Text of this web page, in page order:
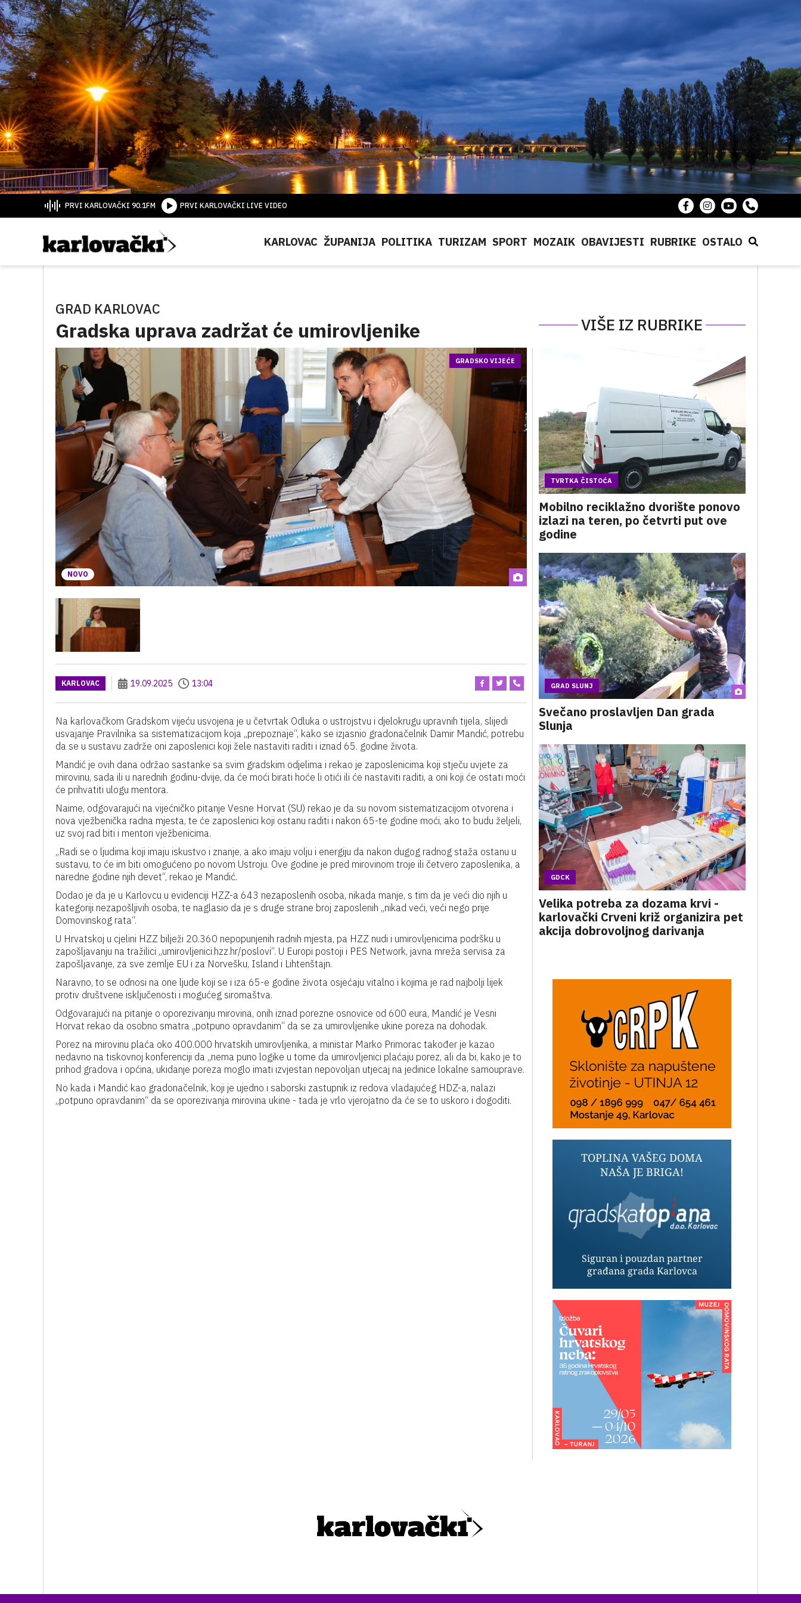
PRVI KARLOVAČKI 90.1FM PRVI KARLOVAČKI LIVE VIDEO
KARLOVAC ŽUPANIJA POLITIKA TURIZAM SPORT MOZAIK OBAVIJESTI RUBRIKE OSTALO
GRAD KARLOVAC
Gradska uprava zadržat će umirovljenike VIŠE IZ RUBRIKE
NOVO
GRADSKO VIJEĆE
KARLOVAC 19.09.2025 13:04
Na karlovačkom Gradskom vijeću usvojena je u četvrtak Odluka o ustrojstvu i djelokrugu upravnih tijela, slijedi
usvajanje Pravilnika sa sistematizacijom koja „prepoznaje“, kako se izjasnio gradonačelnik Damir Mandić, potrebu
da se u sustavu zadrže oni zaposlenici koji žele nastaviti raditi i iznad 65. godine života.
Mandić je ovih dana održao sastanke sa svim gradskim odjelima i rekao je zaposlenicima koji stječu uvjete za
mirovinu, sada ili u narednih godinu-dvije, da će moći birati hoće li otići ili će nastaviti raditi, a oni koji će ostati moći
će prihvatiti ulogu mentora.
Naime, odgovarajući na vijećničko pitanje Vesne Horvat (SU) rekao je da su novom sistematizacijom otvorena i
nova vježbenička radna mjesta, te će zaposlenici koji ostanu raditi i nakon 65-te godine moći, ako to budu željeli,
uz svoj rad biti i mentori vježbenicima.
„Radi se o ljudima koji imaju iskustvo i znanje, a ako imaju volju i energiju da nakon dugog radnog staža ostanu u
sustavu, to će im biti omogućeno po novom Ustroju. Ove godine je pred mirovinom troje ili četvero zaposlenika, a
naredne godine njih devet“, rekao je Mandić.
Dodao je da je u Karlovcu u evidenciji HZZ-a 643 nezaposlenih osoba, nikada manje, s tim da je veći dio njih u
kategoriji nezapošljivih osoba, te naglasio da je s druge strane broj zaposlenih „nikad veći, veći nego prije
Domovinskog rata“.
U Hrvatskoj u cjelini HZZ bilježi 20.360 nepopunjenih radnih mjesta, pa HZZ nudi i umirovljenicima podršku u
zapošljavanju na tražilici „umirovljenici.hzz.hr/poslovi“. U Europi postoji i PES Network, javna mreža servisa za
zapošljavanje, za sve zemlje EU i za Norvešku, Island i Lihtenštajn.
Naravno, to se odnosi na one ljude koji se i iza 65-e godine života osjećaju vitalno i kojima je rad najbolji lijek
protiv društvene isključenosti i mogućeg siromaštva.
Odgovarajući na pitanje o oporezivanju mirovina, onih iznad porezne osnovice od 600 eura, Mandić je Vesni
Horvat rekao da osobno smatra „potpuno opravdanim“ da se za umirovljenike ukine poreza na dohodak.
Porez na mirovinu plaća oko 400.000 hrvatskih umirovljenika, a ministar Marko Primorac također je kazao
nedavno na tiskovnoj konferenciji da „nema puno logike u tome da umirovljenici plaćaju porez, ali da bi, kako je to
prihod gradova i općina, ukidanje poreza moglo imati izvjestan nepovoljan utjecaj na jedinice lokalne samouprave.
No kada i Mandić kao gradonačelnik, koji je ujedno i saborski zastupnik iz redova vladajućeg HDZ-a, nalazi
„potpuno opravdanim“ da se oporezivanja mirovina ukine - tada je vrlo vjerojatno da će se to uskoro i dogoditi.
TVRTKA ČISTOĆA
Mobilno reciklažno dvorište ponovo
izlazi na teren, po četvrti put ove
godine
GRAD SLUNJ
Svečano proslavljen Dan grada
Slunja
GDCK
Velika potreba za dozama krvi -
karlovački Crveni križ organizira pet
akcija dobrovoljnog darivanja